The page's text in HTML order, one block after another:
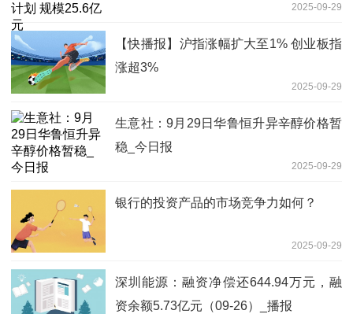
2025-09-29
【快播报】沪指涨幅扩大至1% 创业板指
涨超3%
2025-09-29
生意社：9月29日华鲁恒升异辛醇价格暂
稳_今日报
2025-09-29
银行的投资产品的市场竞争力如何？
2025-09-29
深圳能源：融资净偿还644.94万元，融
资余额5.73亿元（09-26）_播报